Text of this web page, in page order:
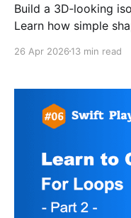
Build a 3D‑looking
Learn how simple
26 Apr 2026 13 min read